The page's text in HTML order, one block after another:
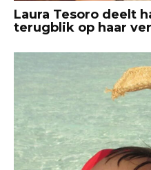
Laura Tesoro deelt
terugblik op haar